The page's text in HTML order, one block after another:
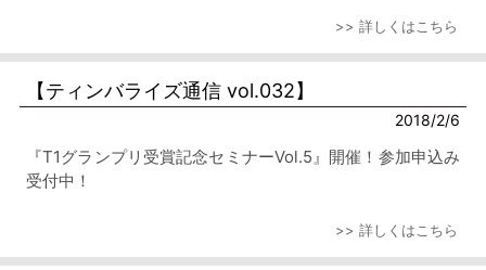
>> 詳しくはこちら
【ティンバライズ通信 vol.032】
2018/2/6
『T1グランプリ受賞記念セミナーVol.5』開催！参加申込み
受付中！
>> 詳しくはこちら